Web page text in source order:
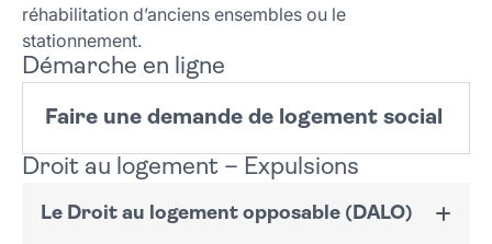
réhabilitation d’anciens ensembles ou le
stationnement.
Démarche en ligne
Faire une demande de logement social
Droit au logement – Expulsions
Le Droit au logement opposable (DALO)